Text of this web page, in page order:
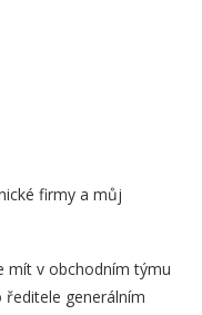
firmy a můj
mít v obchodním týmu
ředitele generálním